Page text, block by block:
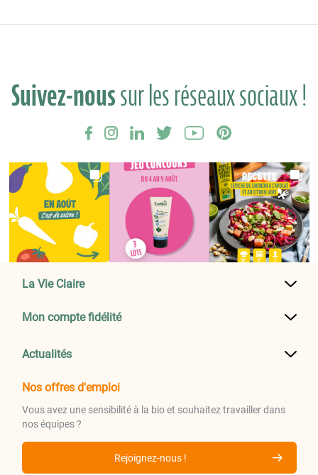
Suivez-noussur les réseaux sociaux !
La Vie Claire
Mon compte fidélité
Actualités
Nos offres d'emploi
Vous avez une sensibilité à la bio et souhaitez travailler dans
nos équipes ?
Rejoignez-nous !